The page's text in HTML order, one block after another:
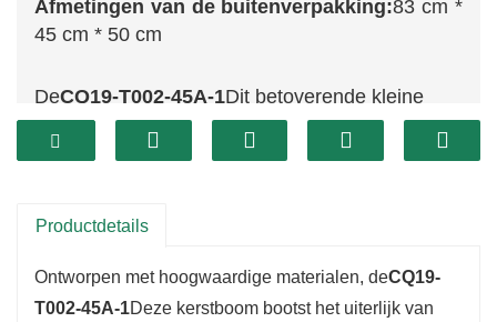
Afmetingen van de buitenverpakking:83 cm *
45 cm * 50 cm
DeCQ19-T002-45A-1Dit betoverende kleine
boompje van 45 cm is een prachtige aanvulling
op elke kerstdecoratie. De levendige groene
ideale basis voor diverse versieringen. Dankzij
of in kleinere ruimtes, waardoor je een
Productdetails
Ontworpen met hoogwaardige materialen, deCQ19-
T002-45A-1Deze kerstboom bootst het uiterlijk van